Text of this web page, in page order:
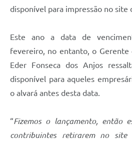
disponível para impressão no site
Este ano a data de
fevereiro, no entanto, o Gerente
Eder Fonseca dos Anjos
disponível para aqueles
o alvará antes desta data.
“Fizemos o lançamento, então
contribuintes retirarem no